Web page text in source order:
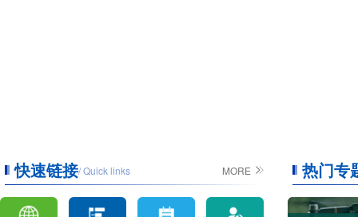
快速链接/ Quick links MORE 热门专